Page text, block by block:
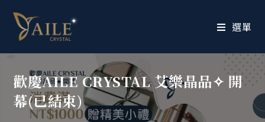
選單
歡慶AILE CRYSTAL 艾樂晶品✧ 開
幕(已結束)